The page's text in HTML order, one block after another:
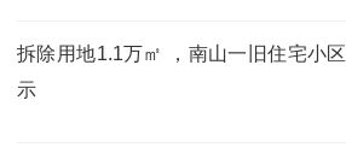
拆除用地1.1万㎡ ，南山一旧住宅小
示